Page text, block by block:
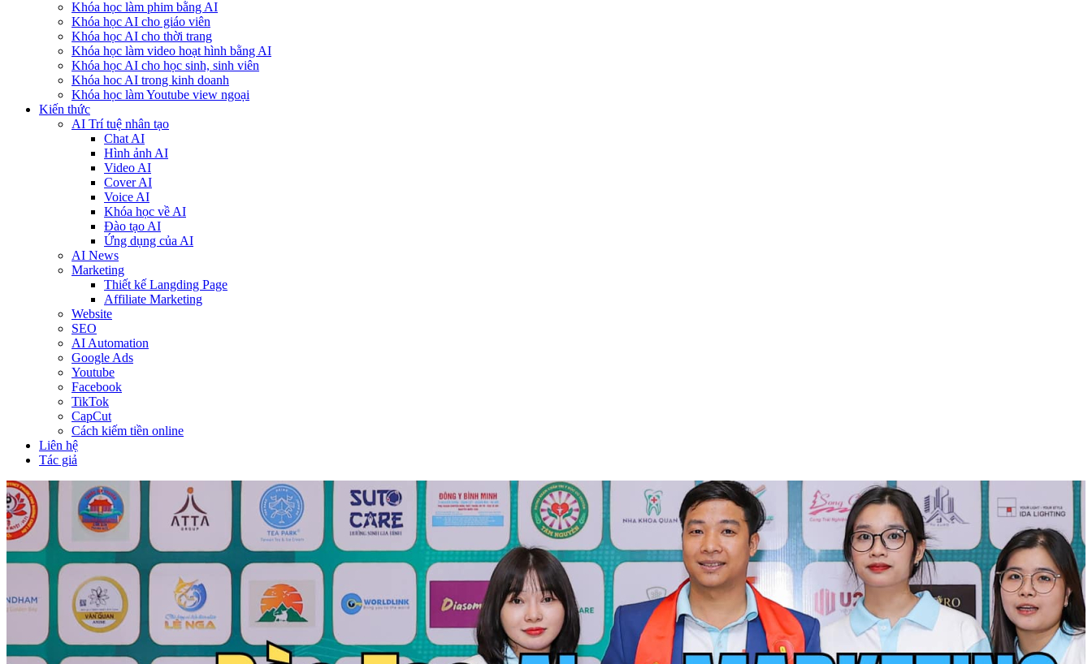
Khóa học làm phim bằng AI
Khóa học AI cho giáo viên
Khóa học AI cho thời trang
Khóa học làm video hoạt hình bằng AI
Khóa học AI cho học sinh, sinh viên
Khóa hoc AI trong kinh doanh
Khóa học làm Youtube view ngoại
Kiến thức
AI Trí tuệ nhân tạo
Chat AI
Hình ảnh AI
Video AI
Cover AI
Voice AI
Khóa học về AI
Đào tạo AI
Ứng dụng của AI
AI News
Marketing
Thiết kế Langding Page
Affiliate Marketing
Website
SEO
AI Automation
Google Ads
Youtube
Facebook
TikTok
CapCut
Cách kiếm tiền online
Liên hệ
Tác giả